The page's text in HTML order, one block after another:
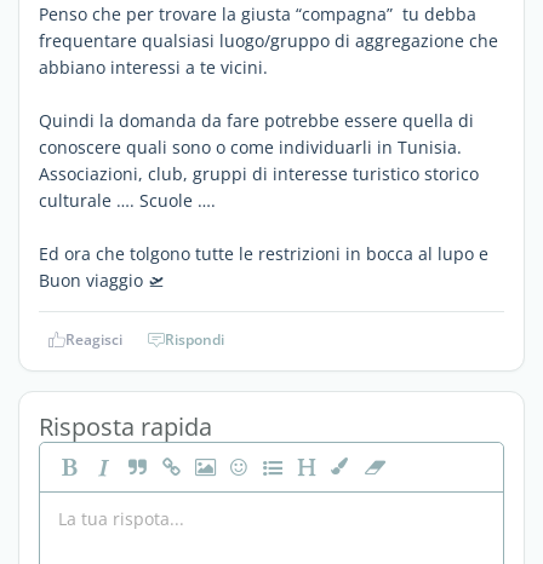
Penso che per trovare la giusta “compagna” tu debba
frequentare qualsiasi luogo/gruppo di aggregazione che
abbiano interessi a te vicini.
Quindi la domanda da fare potrebbe essere quella di
conoscere quali sono o come individuarli in Tunisia.
Associazioni, club, gruppi di interesse turistico storico
culturale …. Scuole ….
Ed ora che tolgono tutte le restrizioni in bocca al lupo e
Buon viaggio 🛫
Reagisci Rispondi
Risposta rapida